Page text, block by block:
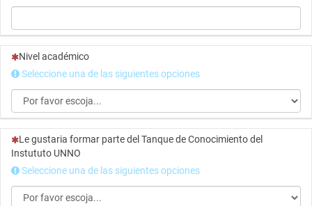
(Esta pregunta es obligatoria)
Nivel académico
Seleccione una de las siguientes opciones
(Esta pregunta es obligatoria)
Le gustaria formar parte del Tanque de Conocimiento del
Instututo UNNO
Seleccione una de las siguientes opciones